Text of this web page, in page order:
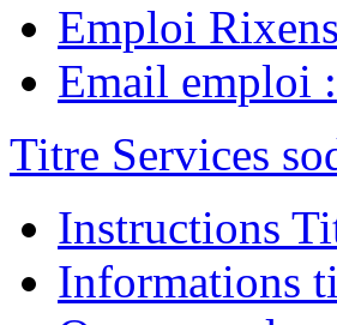
Emploi
Email emploi :
Titre Services
Instructions
Informations